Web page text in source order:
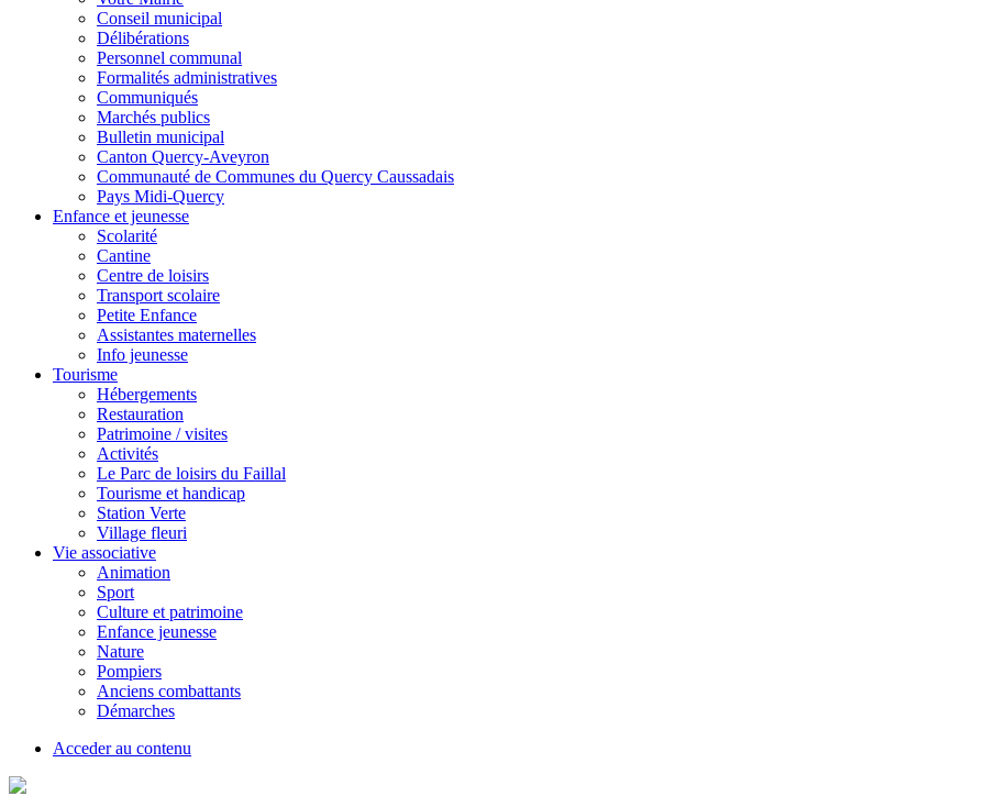
Conseil municipal
Délibérations
Personnel communal
Formalités administratives
Communiqués
Marchés publics
Bulletin municipal
Canton Quercy-Aveyron
Communauté de Communes du Quercy Caussadais
Pays Midi-Quercy
Enfance et jeunesse
Scolarité
Cantine
Centre de loisirs
Transport scolaire
Petite Enfance
Assistantes maternelles
Info jeunesse
Tourisme
Hébergements
Restauration
Patrimoine / visites
Activités
Le Parc de loisirs du Faillal
Tourisme et handicap
Station Verte
Village fleuri
Vie associative
Animation
Sport
Culture et patrimoine
Enfance jeunesse
Nature
Pompiers
Anciens combattants
Démarches
Acceder au contenu